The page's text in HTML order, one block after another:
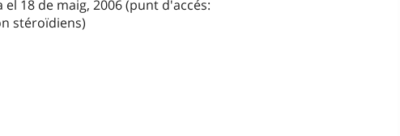
el 18 de maig, 2006 (punt d'accés:
stéroïdiens)